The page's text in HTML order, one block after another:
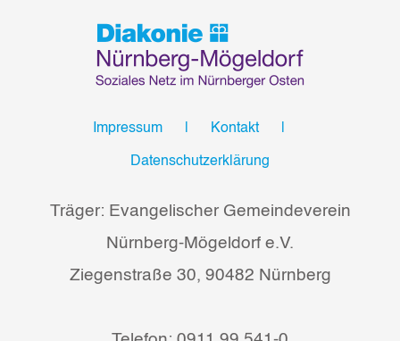
Impressum Kontakt
Datenschutzerklärung
Träger: Evangelischer Gemeindeverein
Nürnberg-Mögeldorf e.V.
Ziegenstraße 30, 90482 Nürnberg